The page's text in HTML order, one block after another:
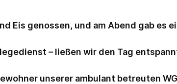
Eis genossen, und am Abend gab es
– ließen wir den Tag
unserer ambulant betreuten